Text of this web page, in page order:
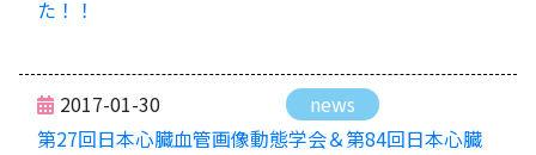
た！！
2017-01-30
news
第27回日本心臓血管画像動態学会＆第84回日本心臓